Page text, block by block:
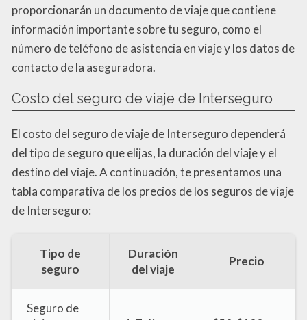
proporcionarán un documento de viaje que contiene
información importante sobre tu seguro, como el
número de teléfono de asistencia en viaje y los datos de
contacto de la aseguradora.
Costo del seguro de viaje de Interseguro
El costo del seguro de viaje de Interseguro dependerá
del tipo de seguro que elijas, la duración del viaje y el
destino del viaje. A continuación, te presentamos una
tabla comparativa de los precios de los seguros de viaje
de Interseguro:
Tipo de
seguro
Duración
del viaje
Precio
Seguro de